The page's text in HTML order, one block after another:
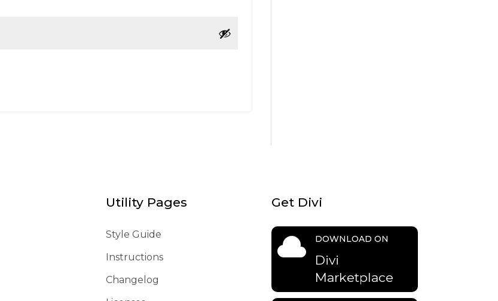
Utility Pages
Style Guide
Instructions
Changelog
Get Divi
 DOWNLOAD ON
Divi
Marketplace